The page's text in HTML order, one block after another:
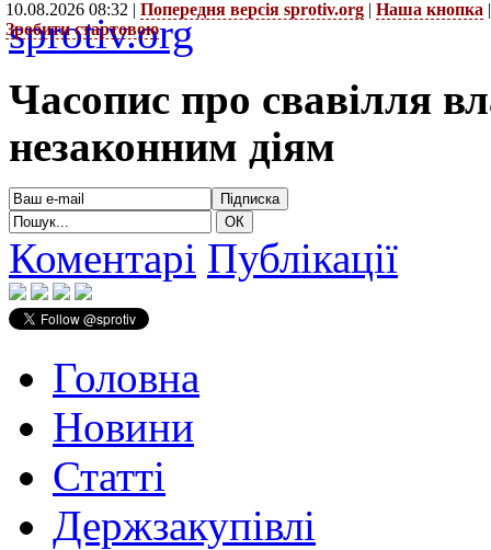
10.08.2026 08:32 | Попередня версія sprotiv.org | Наша кнопка
Зробити стартовою
sprotiv.org
Часопис про свавілля
незаконним діям
Коментарі Публікації
Головна
Новини
Статті
Держзакупівлі